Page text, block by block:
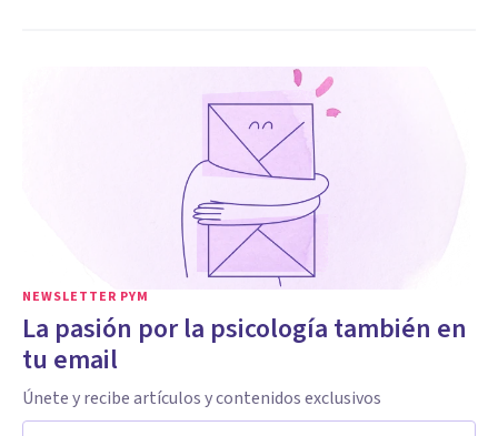
NEWSLETTER PYM
La pasión por la psicología también en
tu email
Únete y recibe artículos y contenidos exclusivos